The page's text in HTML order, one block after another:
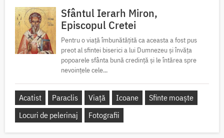
Sfântul Ierarh Miron,
Episcopul Cretei
Pentru o viață îmbunătățită ca aceasta a fost pus
preot al sfintei biserici a lui Dumnezeu și învăța
popoarele sfânta bună credință și le întărea spre
nevoințele cele...
Acatist Paraclis Viață Icoane
Sfinte moaște
Locuri de pelerinaj
Fotografii